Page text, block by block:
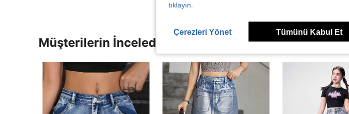
Müşterilerin İncelediği Diğer Ürünler
tıklayın.
Çerezleri Yönet Tümünü Kabul Et